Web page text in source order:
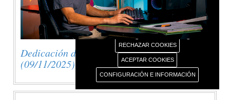
Dedicación de la Basílica de Letrán
(09/11/2025)
terceros con políticas de privacidad ajenas este
portal web que usted podrá decidir si acepta o no
cuando acceda a ellos.
Más información sobre el uso de nuestras cookies.
RECHAZAR COOKIES
ACEPTAR COOKIES
CONFIGURACIÓN E INFORMACIÓN